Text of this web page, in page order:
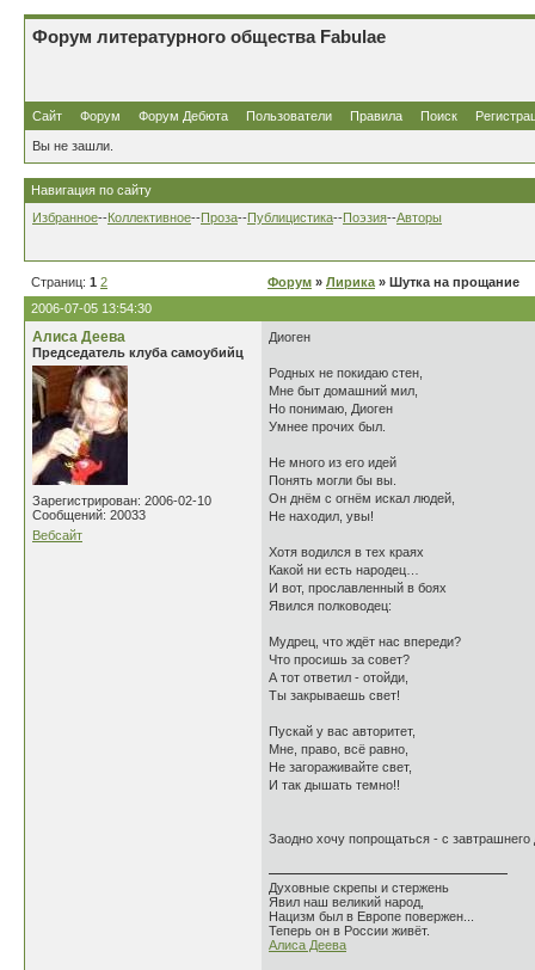
Форум литературного общества Fabulae
Сайт Форум Форум Дебюта Пользователи Правила Поиск
Вы не зашли.
Навигация по сайту
Избранное--Коллективное--Проза--Публицистика--Поэзия--Авторы
Страниц: 1 2 Форум » Лирика » Шутка на прощание
2006-07-05 13:54:30
Алиса Деева
Председатель клуба самоубийц
Зарегистрирован: 2006-02-10
Сообщений: 20033
Вебсайт
Диоген
Родных не покидаю стен,
Мне быт домашний мил,
Но понимаю, Диоген
Умнее прочих был.
Не много из его идей
Понять могли бы вы.
Он днём с огнём искал людей,
Не находил, увы!
Хотя водился в тех краях
Какой ни есть народец…
И вот, прославленный в боях
Явился полководец:
Мудрец, что ждёт нас впереди?
Что просишь за совет?
А тот ответил - отойди,
Ты закрываешь свет!
Пускай у вас авторитет,
Мне, право, всё равно,
Не загораживайте свет,
И так дышать темно!!
Заодно хочу попрощаться - с
Духовные скрепы и стержень
Явил наш великий народ,
Нацизм был в Европе повержен...
Теперь он в России живёт.
Алиса Деева